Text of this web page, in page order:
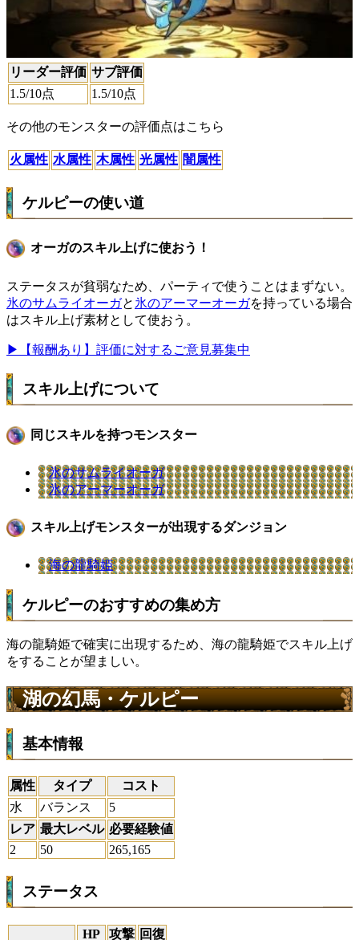
リーダー評価 サブ評価
1.5/10点 1.5/10点
その他のモンスターの評価点はこちら
火属性 水属性 木属性 光属性 闇属性
ケルピーの使い道
オーガのスキル上げに使おう！
ステータスが貧弱なため、パーティで使うことはまずない。
氷のサムライオーガと 氷のアーマーオーガを持っている場合
はスキル上げ素材として使おう。
▶【報酬あり】評価に対するご意見募集中
スキル上げについて
同じスキルを持つモンスター
氷のサムライオーガ
氷のアーマーオーガ
スキル上げモンスターが出現するダンジョン
海の龍騎姫
ケルピーのおすすめの集め方
海の龍騎姫で確実に出現するため、海の龍騎姫でスキル上げ
をすることが望ましい。
湖の幻馬・ケルピー
基本情報
属性 タイプ
コスト
水
バランス
5
レア 最大レベル 必要経験値
2
50 265,165
ステータス
HP 攻撃 回復